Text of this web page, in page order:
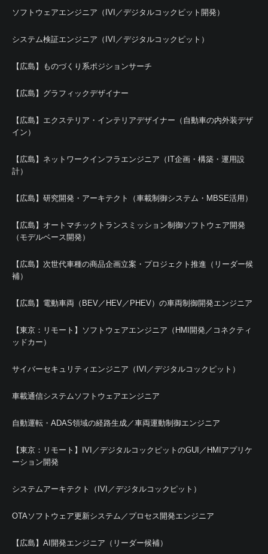
ソフトウェアエンジニア（IVI／デジタルコックピット開発）
システム検証エンジニア（IVI／デジタルコックピット）
【広島】ものづくり系ポジションサーチ
【広島】グラフィックデザイナー
【広島】エクステリア・インテリアデザイナー（自動車の内外装デザ
イン）
【広島】ネットワークインフラエンジニア（IT企画・構築・運用設
計）
【広島】研究開発・アーキテクト（車載制御システム・MBSE活用）
【広島】オートマチックトランスミッション制御ソフトウェア開発
（モデルベース開発）
【広島】次世代車種の商品企画立案・プロジェクト推進（リーダー候
補）
【広島】電動車両（BEV／HEV／PHEV）の車両制御開発エンジニア
【東京：リモート】ソフトウェアエンジニア（HMI開発／コネクティ
ッドカー）
サイバーセキュリティエンジニア（IVI／デジタルコックピット）
車載通信システムソフトウェアエンジニア
自動運転・ADAS領域の経路生成／車両運動制御エンジニア
【東京：リモート】IVI／デジタルコックピットのGUI／HMIアプリケ
ーション開発
システムアーキテクト（IVI／デジタルコックピット）
OTAソフトウェア更新システム／プロセス開発エンジニア
【広島】AI開発エンジニア（リーダー候補）